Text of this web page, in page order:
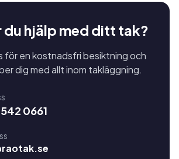
du hjälp med ditt tak?
för en kostnadsfri besiktning och
dig med allt inom takläggning.
0661